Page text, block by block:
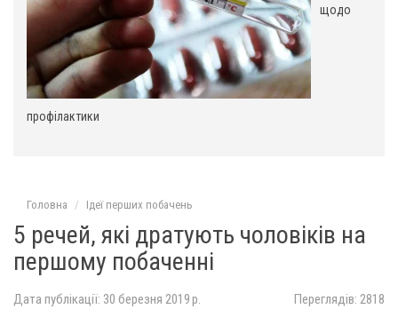
щодо
профілактики
Головна Ідеї ​​перших побачень
5 речей, які дратують чоловіків на
першому побаченні
Дата публікації: 30 березня 2019 р. Переглядів: 2818